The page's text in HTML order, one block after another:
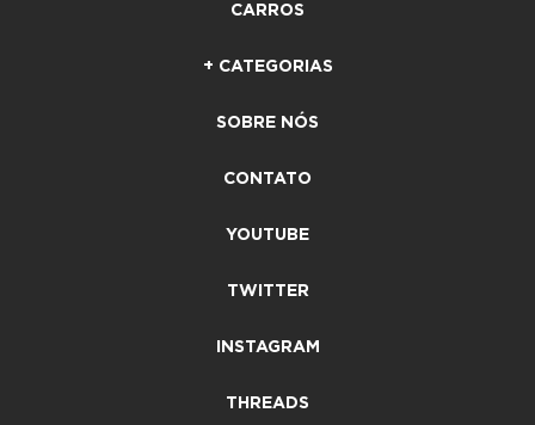
CARROS
+ CATEGORIAS
SOBRE NÓS
CONTATO
YOUTUBE
TWITTER
INSTAGRAM
THREADS